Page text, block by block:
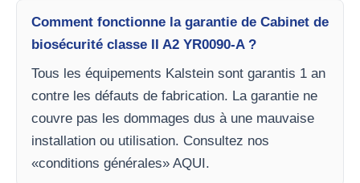
Comment fonctionne la garantie de Cabinet de
biosécurité classe II A2 YR0090-A ?
Tous les équipements Kalstein sont garantis 1 an
contre les défauts de fabrication. La garantie ne
couvre pas les dommages dus à une mauvaise
installation ou utilisation. Consultez nos
«conditions générales» AQUI.